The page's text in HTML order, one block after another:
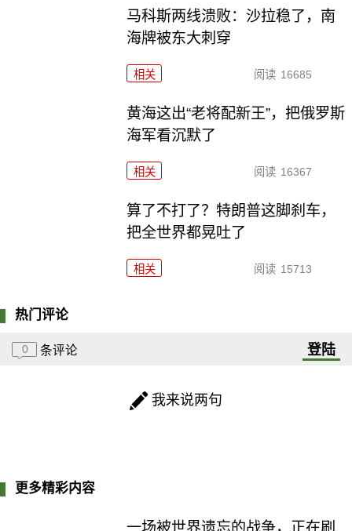
马科斯两线溃败：沙拉稳了，南
海牌被东大刺穿
相关 阅读 16685
黄海这出“老将配新王”，把俄罗斯
海军看沉默了
相关 阅读 16367
算了不打了？特朗普这脚刹车，
把全世界都晃吐了
相关 阅读 15713
热门评论
0 条评论 登陆
我来说两句
更多精彩内容
一场被世界遗忘的战争，正在刷